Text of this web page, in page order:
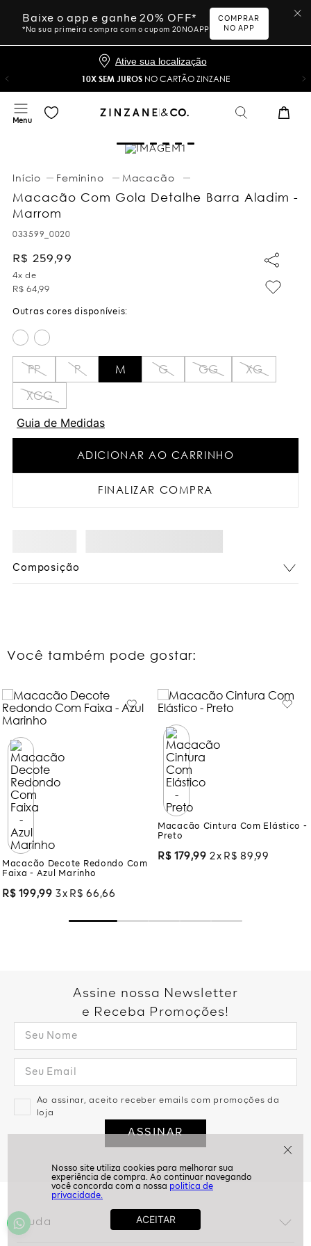
Baixe o app e ganhe 20% OFF*
*Na sua primeira compra com o cupom 20NOAPP
COMPRAR
NO APP
Ative sua localização
10X SEM JUROS NO CARTÃO ZINZANE
politíca de
privacidade.
Feminino Macacão
Macacão Com Gola Detalhe Barra Aladim -
Marrom
033599_0020
R$ 259,99
4x de
R$ 64,99
PP P M G GG
XG
XGG
Guia de Medidas
ADICIONAR AO CARRINHO
FINALIZAR COMPRA
Composição
Você também pode gostar:
Macacão Decote Redondo Com
Faixa - Azul Marinho
R$ 199,99 3 R$ 66 ,66
Macacão Cintura Com Elástico -
Preto
R$ 179,99 2 R$ 89 ,99
Assine nossa Newsletter
Ao assinar, aceito receber emails com promoções da
ASSINAR